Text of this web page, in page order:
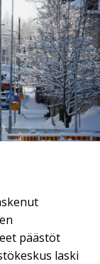
päästöt
laski